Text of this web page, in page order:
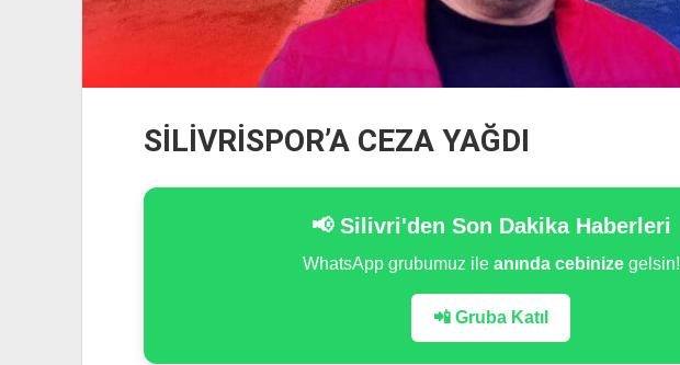
SİLİVRİSPOR’A CEZA YAĞDI
📢 Silivri'den Son Dakika Haberleri
WhatsApp grubumuz ile anında cebinizegelsin!
📲 Gruba Katıl